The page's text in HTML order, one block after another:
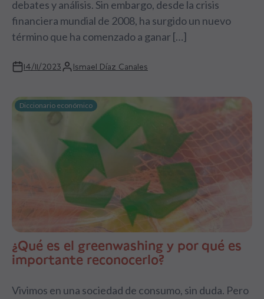
debates y análisis. Sin embargo, desde la crisis
financiera mundial de 2008, ha surgido un nuevo
término que ha comenzado a ganar […]
14/11/2023 Ismael Díaz Canales
Diccionario económico
¿Qué es el greenwashing y por qué es
importante reconocerlo?
Vivimos en una sociedad de consumo, sin duda. Pero